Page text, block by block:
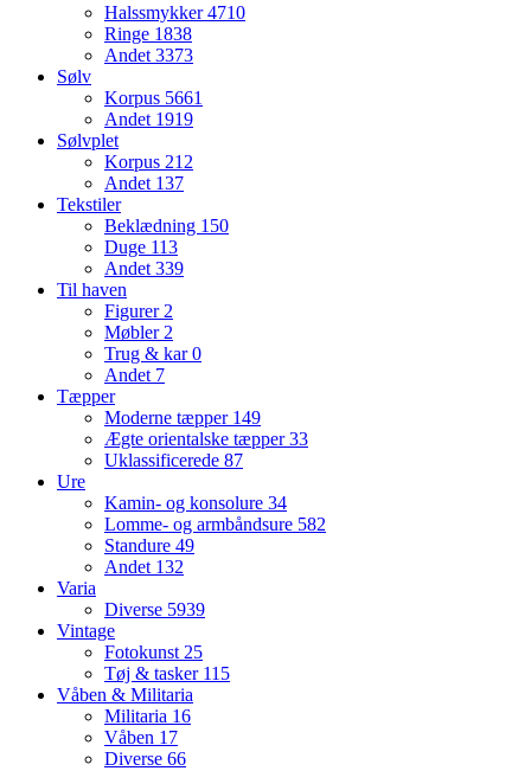
Halssmykker4710
Ringe 1838
Andet3373
Sølv
Korpus 5661
Andet 1919
Sølvplet
Korpus 212
Andet 137
Tekstiler
Beklædning 150
Duge 113
Andet339
Til haven
Figurer2
Møbler2
Trug & kar0
Andet 7
Tæpper
Moderne tæpper 149
Ægte orientalske tæpper33
Uklassificerede 87
Ure
Kamin- og konsolure 34
Lomme- og armbåndsure 582
Standure 49
Andet 132
Varia
Diverse 5939
Vintage
Fotokunst25
Tøj & tasker 115
Våben & Militaria
Militaria 16
Våben 17
Diverse 66